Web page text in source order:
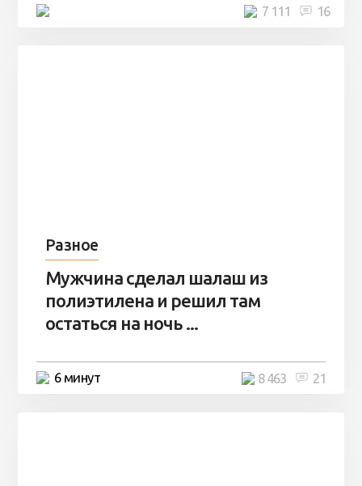
16
7 111
Разное
Мужчина сделал шалаш из
полиэтилена и решил там
остаться на ночь ...
6 минут 21
8 463